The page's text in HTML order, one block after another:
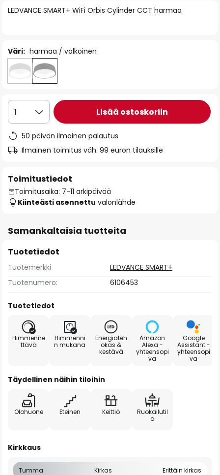
ofLEDVANCE SMART+ WiFi Orbis Cylinder CCT harmaa
Väri: harmaa / valkoinen
1 Lisää ostoskoriin
50 päivän ilmainen palautus
Ilmainen toimitus väh. 99 euron tilauksille
Toimitustiedot
Toimitusaika: 7-11 arkipäivää
Kiinteästi asennettu valonlähde
Samankaltaisia tuotteita
Tuotetiedot
Tuotemerkki
LEDVANCE SMART+
Tuotenumero:
6106453
Tuotetiedot
Himmenne
ttävä
Himmenni
n mukana
Energiateh
okas &
kestävä
Amazon
Alexa -
yhteensopi
va
Google
Assistant -
yhteensopi
va
Täydellinen näihin tiloihin
Olohuone Eteinen Keittiö
Ruokailutil
a
Kirkkaus
Tumma Kirkas Erittäin kirkas